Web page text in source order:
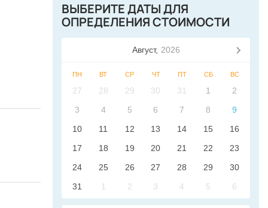
ВЫБЕРИТЕ ДАТЫ ДЛЯ
ОПРЕДЕЛЕНИЯ СТОИМОСТИ
Август, 2026
ПН ВТ СР ЧТ ПТ СБ ВС
27 28 29 30 31 1
2
3
4 5 6 7 8
9
10
11 12 13 14 15
16
17
18 19 20 21 22
23
24
25 26 27 28 29
30
31
1 2 3 4 5 6